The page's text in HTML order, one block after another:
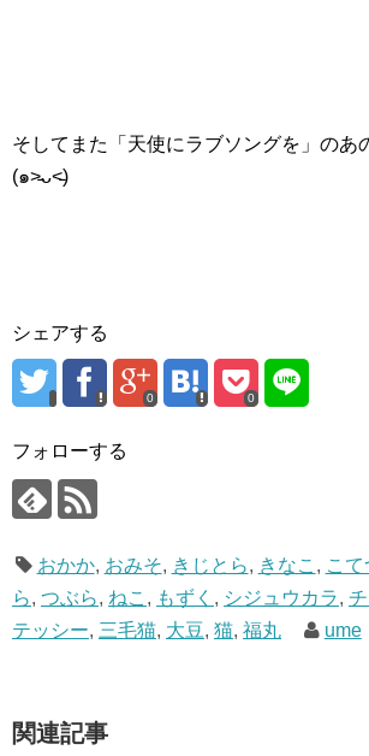
そしてまた「天使にラブソングを」のあ
(๑˃̵ᴗ˂̵)
シェアする
0 0
フォローする
おかか, おみそ, きじとら, きなこ , こて
ら, つぶら, ねこ , もずく , シジュウカラ,
テッシー, 三毛猫, 大豆, 猫, 福丸 ume
関連記事